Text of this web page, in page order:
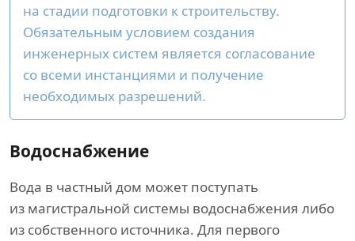
на стадии подготовки к строительству.
Обязательным условием создания
инженерных систем является согласование
со всеми инстанциями и получение
необходимых разрешений.
Водоснабжение
Вода в частный дом может поступать
из магистральной системы водоснабжения либо
из собственного источника. Для первого